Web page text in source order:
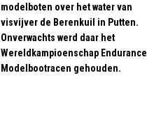
modelboten over het water van
visvijver de Berenkuil in Putten.
Onverwachts werd daar het
Wereldkampioenschap Endurance
Modelbootracen gehouden.